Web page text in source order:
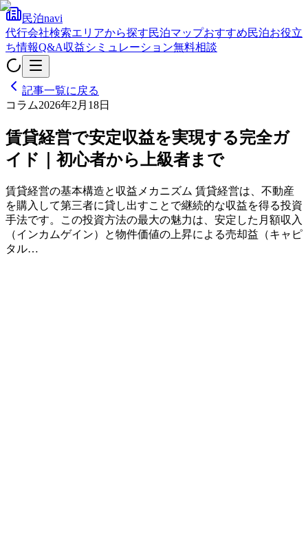
民泊navi
代行会社検索エリアから探す民泊マップおすすめ民泊お役立
ち情報Q&A収益シミュレーション無料相談
記事一覧に戻る
コラム2026年2月18日
賃貸経営で安定収益を実現する完全ガ
イド｜初心者から上級者まで
賃貸経営の基本構造と収益メカニズム 賃貸経営は、不動産
を購入して第三者に貸し出すことで継続的な収益を得る投資
手法です。この投資方法の最大の魅力は、安定した月額収入
（インカムゲイン）と物件価値の上昇による売却益（キャピ
タル…